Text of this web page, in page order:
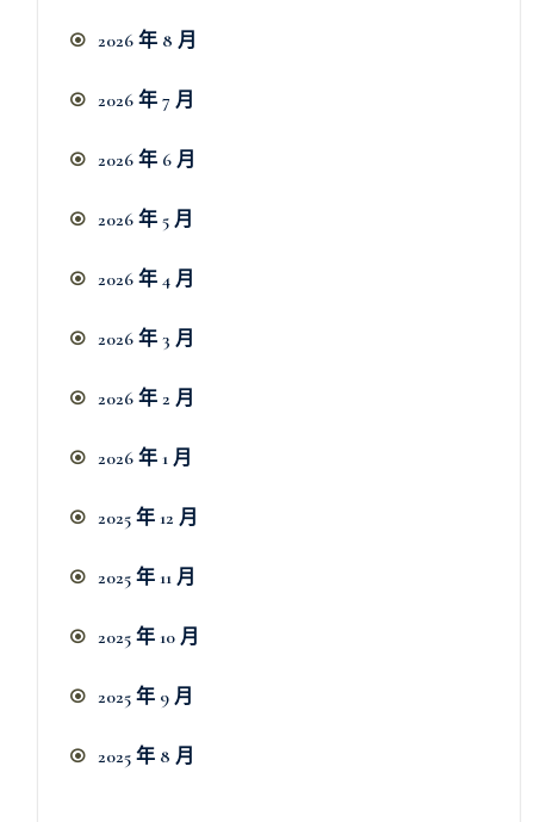
2026 年 8 月
2026 年 7 月
2026 年 6 月
2026 年 5 月
2026 年 4 月
2026 年 3 月
2026 年 2 月
2026 年 1 月
2025 年 12 月
2025 年 11 月
2025 年 10 月
2025 年 9 月
2025 年 8 月